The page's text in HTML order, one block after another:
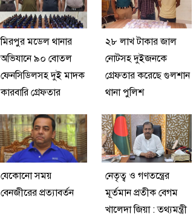
মিরপুর মডেল থানার
অভিযানে ৯০ বোতল
ফেনসিডিলসহ দুই মাদক
কারবারি গ্রেফতার
২৮ লাখ টাকার জাল
নোটসহ দুইজনকে
গ্রেফতার করেছে গুলশান
থানা পুলিশ
যেকোনো সময়
বেনজীরের প্রত্যাবর্তন
নেতৃত্ব ও গণতন্ত্রের
মূর্তমান প্রতীক বেগম
খালেদা জিয়া : তথ্যমন্ত্রী